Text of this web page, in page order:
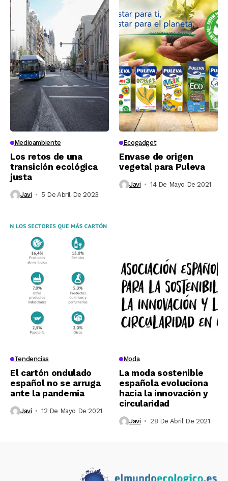
Medioambiente
Los retos de una
transición ecológica
justa
Javi 5 De Abril De 2023
Ecogadget
Envase de origen
vegetal para Puleva
Javi 14 De Mayo De 2021
Tendencias
El cartón ondulado
español no se arruga
ante la pandemia
Javi 12 De Mayo De 2021
Moda
La moda sostenible
española evoluciona
hacia la innovación y
circularidad
Javi 28 De Abril De 2021